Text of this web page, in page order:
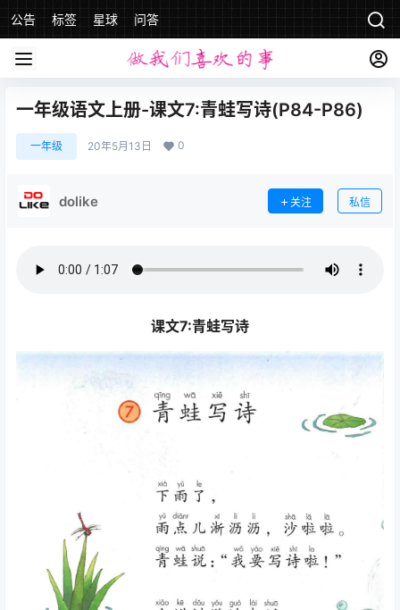
公告 标签 星球 问答
一年级语文上册-课文7:青蛙写诗(P84-P86)
一年级 20年5月13日 0
dolike 关注 私信
课文7:青蛙写诗